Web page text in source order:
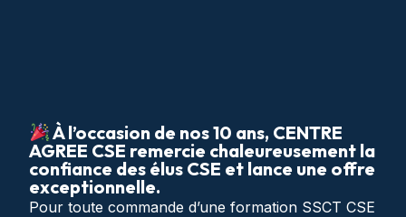
À l’occasion de nos 10 ans, CENTRE
AGREE CSE remercie chaleureusement la
confiance des élus CSE et lance une offre
exceptionnelle.
Pour toute commande d’une formation SSCT CSE